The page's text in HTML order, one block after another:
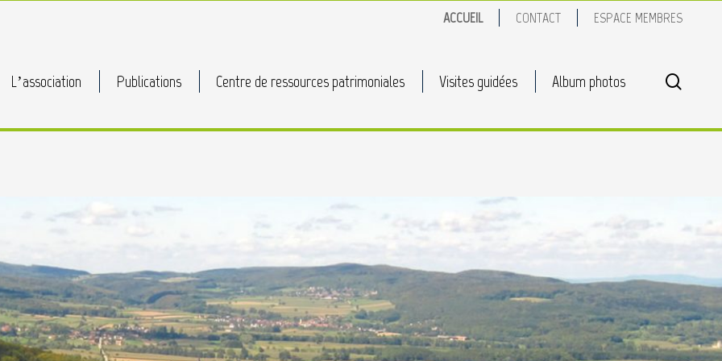
ACCUEIL CONTACT ESPACE MEMBRES
L’association Publications Centre de ressources patrimoniales Visites guidées Album photos